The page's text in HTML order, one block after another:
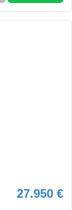
27.950 €